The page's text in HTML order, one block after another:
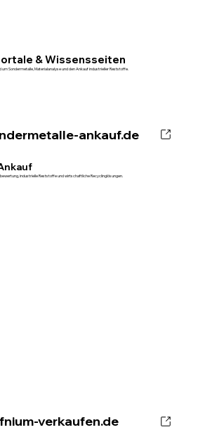
& Wissensseiten
um Sondermetalle, Materialanalyse und den Ankauf industrieller Reststoffe.
ankauf.de
industrielle Reststoffe und wirtschaftliche Recyclinglösungen.
verkaufen.de